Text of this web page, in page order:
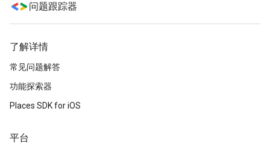
问题跟踪器
了解详情
常见问题解答
功能探索器
Places SDK for iOS
平台